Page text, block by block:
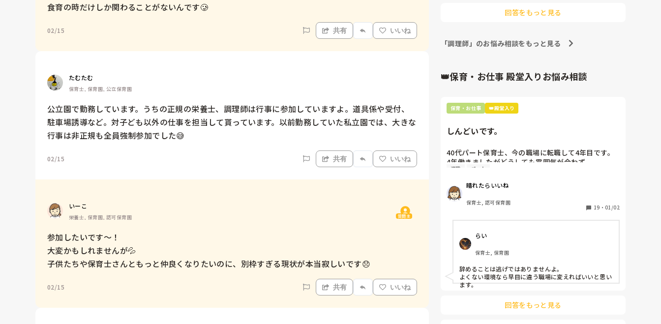
食育の時だけしか関わることがないんです🥲
02/15 共有 いいね
たむたむ
保育士, 保育園, 公立保育園
公立園で勤務しています。うちの正規の栄養士、調理師は行事に参加していますよ。道具係や受付、
駐車場誘導など。対子ども以外の仕事を担当して貰っています。以前勤務していた私立園では、大きな
行事は非正規も全員強制参加でした😅
02/15 共有 いいね
いーこ
栄養士, 保育園, 認可保育園 質問主
参加したいです〜！
大変かもしれませんが💦
子供たちや保育士さんともっと仲良くなりたいのに、別枠すぎる現状が本当寂しいです😞
02/15 共有 いいね
回答をもっと見る
「調理師」のお悩み相談をもっと見る
👑保育・お仕事 殿堂入りお悩み相談
保育・お仕事 👑殿堂入り
しんどいです。
40代パート保育士、今の職場に転職して4年目です。
4年働きましたがどうしても雰囲気が合わず
退職しようと思っています。
周りの職員は、勤続10年以上から何十年という先生が
ほとんどです。
保護者子どもの愚痴悪口が多く、
子どもの前でも
仕方ないよね
もう何も言わずに
子どもの言いなりになればいいんだね
などいう意見で…
上の先生に相談することは難しそうです。
退職 パート
晴れたらいいね
保育士, 認可保育園
19 ・ 01/02
らい
保育士, 保育園
辞めることは逃げではありませんよ。
よくない環境なら早目に違う職場に変えればいいと思い
ます。
回答をもっと見る